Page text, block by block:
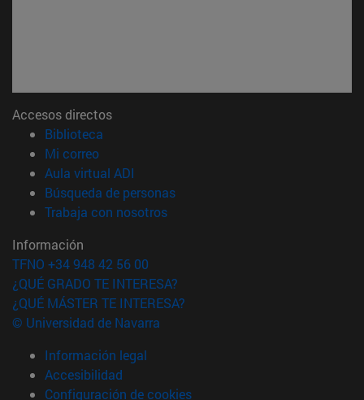
Accesos directos
Biblioteca
Mi correo(abre en nueva ventana)
Aula virtual ADI
Búsqueda de personas(abre en nueva ventana)
Trabaja con nosotros(abre en nueva ventana)
Información
TFNO +34 948 42 56 00
¿QUÉ GRADO TE INTERESA?
¿QUÉ MÁSTER TE INTERESA?
© Universidad de Navarra
Información legal
Accesibilidad
Configuración de cookies